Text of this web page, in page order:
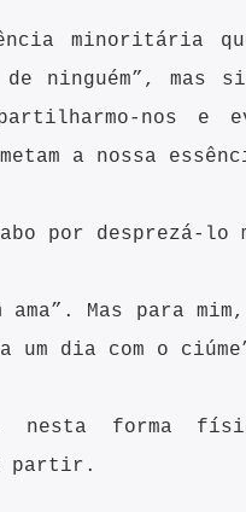
minoritária
ninguém”, mas
nos e
a nossa
por desprezá-lo
Mas para
um dia com o
nesta forma
partir.